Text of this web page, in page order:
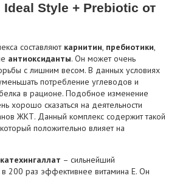
Style + Prebiotic от
составляют карнитин, пребиотики,
антиоксиданты. Он может очень
с лишним весом. В данных условиях
потребление углеводов и
в рационе. Подобное изменение
хорошо сказаться на деятельности
ЖКТ. Данный комплекс содержит такой
положительно влияет на
– сильнейший
в 200 раз эффективнее витамина Е. Он